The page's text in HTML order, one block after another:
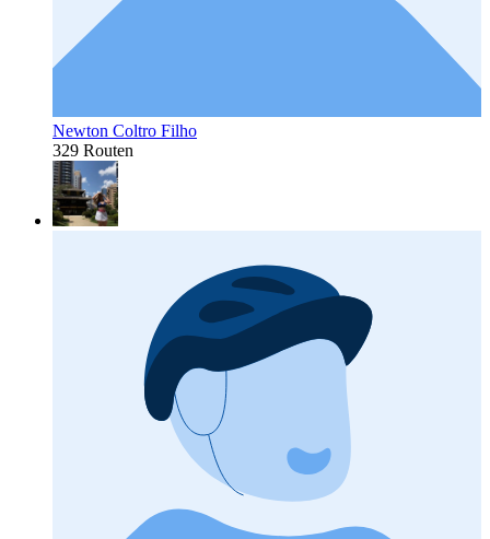
Newton Coltro Filho
329 Routen